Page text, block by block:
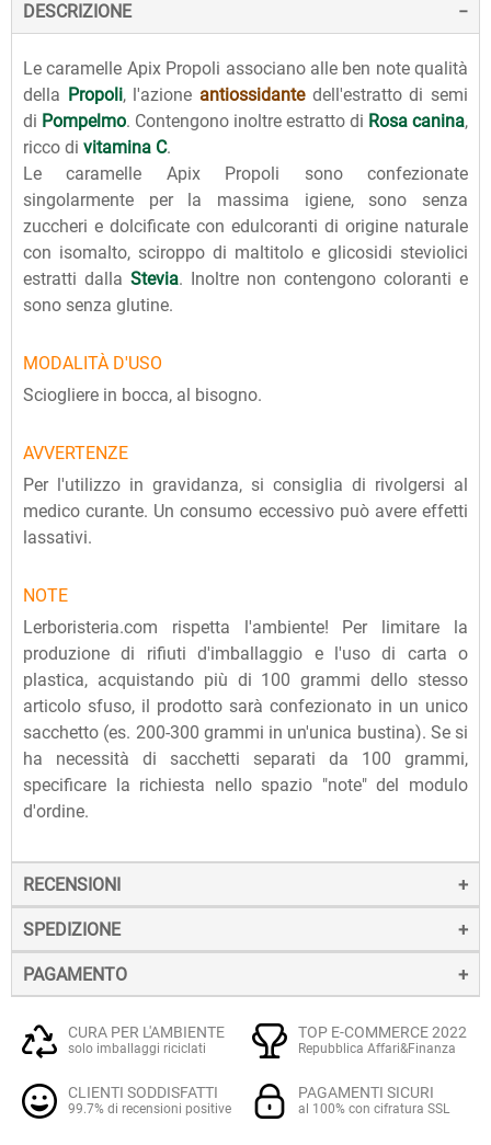
DESCRIZIONE
Le caramelle Apix Propoli associano alle ben note qualità
della Propoli, l'azione antiossidantedell'estratto di semi
di Pompelmo. Contengono inoltre estratto di Rosa canina,
ricco di vitamina C.
Le caramelle Apix Propoli sono confezionate
singolarmente per la massima igiene, sono senza
zuccheri e dolcificate con edulcoranti di origine naturale
con isomalto, sciroppo di maltitolo e glicosidi steviolici
estratti dalla Stevia. Inoltre non contengono coloranti e
sono senza glutine.
MODALITÀ D'USO
Sciogliere in bocca, al bisogno.
AVVERTENZE
Per l'utilizzo in gravidanza, si consiglia di rivolgersi al
medico curante. Un consumo eccessivo può avere effetti
lassativi.
NOTE
Lerboristeria.com rispetta l'ambiente! Per limitare la
produzione di rifiuti d'imballaggio e l'uso di carta o
plastica, acquistando più di 100 grammi dello stesso
articolo sfuso, il prodotto sarà confezionato in un unico
sacchetto (es. 200-300 grammi in un'unica bustina). Se si
ha necessità di sacchetti separati da 100 grammi,
specificare la richiesta nello spazio "note" del modulo
d'ordine.
RECENSIONI
ECCELLENTE
SPEDIZIONE
La spedizione dei prodotti avviene entro 24 ore dall'ordine
(sabato e festivi esclusi), tramite corriere SDA.
Quando l'ordine sarà spedito, riceverai una e-mail di
conferma, contenente un link alla tracciatura online
dell'invio, che ti permetterà di verificare in tempo reale lo
stato della spedizione.
PAGAMENTO
Il pagamento degli ordini può avvenire:
altre carte prepagate abilitate), su server sicuro Paypal.
CURA PER L'AMBIENTE
solo imballaggi riciclati
TOP E-COMMERCE 2022
Repubblica Affari&Finanza
CLIENTI SODDISFATTI
99.7% di recensioni positive
PAGAMENTI SICURI
al 100% con cifratura SSL